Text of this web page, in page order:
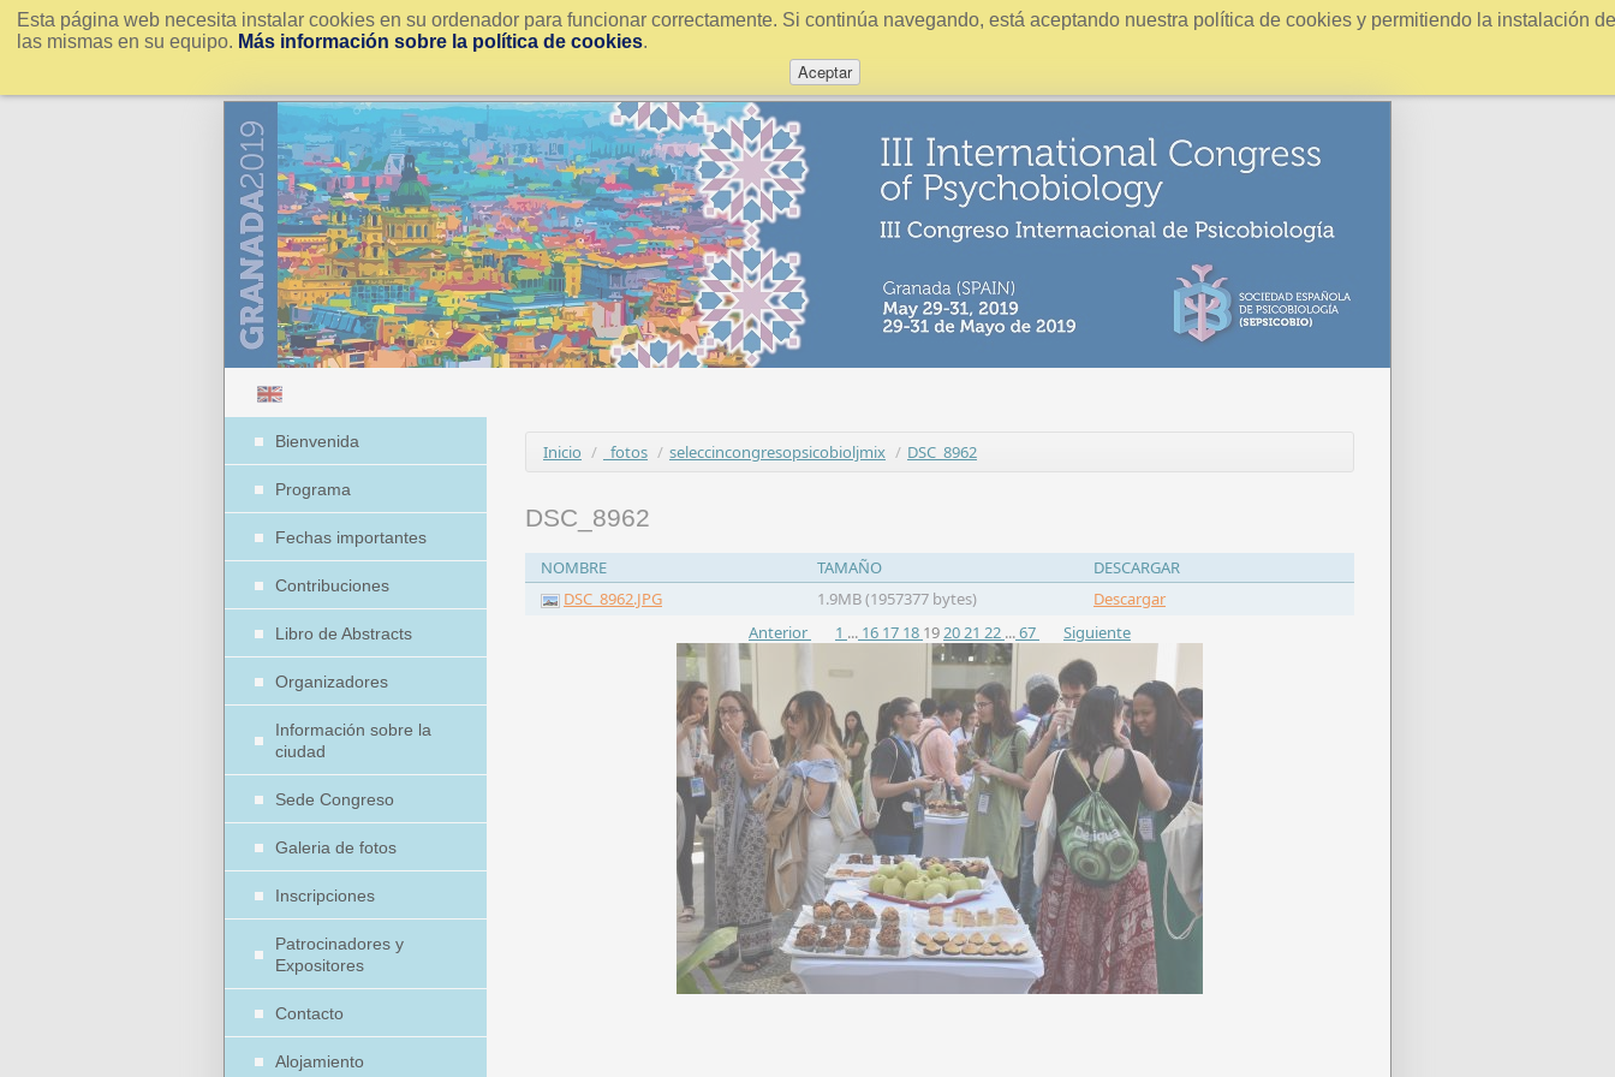
Esta página web necesita instalar cookies en su ordenador para funcionar correctamente. Si continúa navegando, está aceptando nuestra política de cookies y permitiendo la instalación de
las mismas en su equipo. Más información sobre la política de cookies.
Aceptar
Bienvenida
Programa
Fechas importantes
Contribuciones
Libro de Abstracts
Organizadores
Información sobre la
ciudad
Sede Congreso
Galeria de fotos
Inscripciones
Patrocinadores y
Expositores
Contacto
Alojamiento
Inicio / _fotos / seleccincongresopsicobioljmix / DSC_8962
DSC_8962
NOMBRE TAMAÑO
DESCARGAR
DSC_8962.JPG
1.9MB (1957377 bytes)
Descargar
Anterior
1 ... 16 17 18 192021 22 ...67 Siguiente